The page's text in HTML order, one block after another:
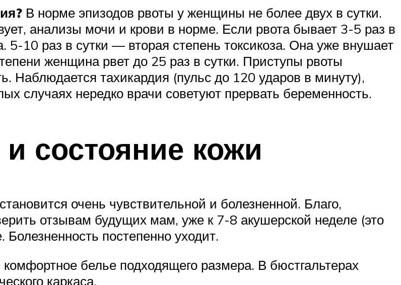
В норме эпизодов рвоты у женщины не более двух в сутки.
анализы мочи и крови в норме. Если рвота бывает 3-5 раз в
5-10 раз в сутки — вторая степень токсикоза. Она уже внушает
женщина рвет до 25 раз в сутки. Приступы рвоты
Наблюдается тахикардия (пульс до 120 ударов в минуту),
случаях нередко врачи советуют прервать беременность.
состояние кожи
очень чувствительной и болезненной. Благо,
отзывам будущих мам, уже к 7-8 акушерской неделе (это
Болезненность постепенно уходит.
белье подходящего размера. В бюстгальтерах
каркаса.